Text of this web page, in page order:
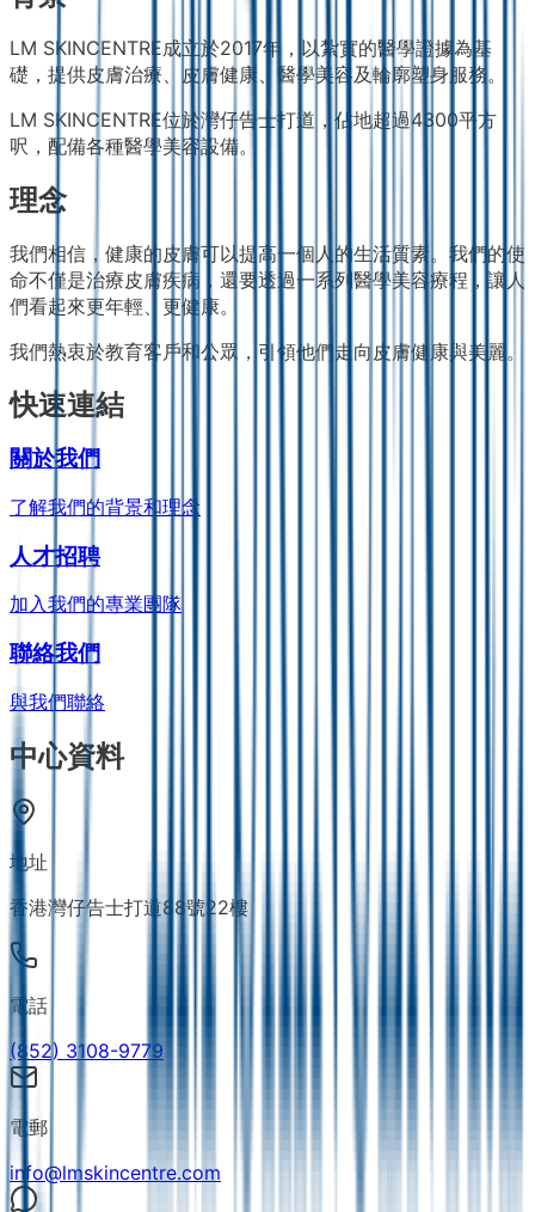
LM SKINCENTRE成立於2017年，以紮實的醫學證據為基
礎，提供皮膚治療、皮膚健康、醫學美容及輪廓塑身服務。
LM SKINCENTRE位於灣仔告士打道，佔地超過4300平方
呎，配備各種醫學美容設備。
理念
我們相信，健康的皮膚可以提高一個人的生活質素。我們的使
命不僅是治療皮膚疾病，還要透過一系列醫學美容療程，讓人
們看起來更年輕、更健康。
我們熱衷於教育客戶和公眾，引領他們走向皮膚健康與美麗。
快速連結
關於我們
了解我們的背景和理念
人才招聘
加入我們的專業團隊
聯絡我們
與我們聯絡
中心資料
地址
香港灣仔告士打道88號22樓
電話
(852) 3108-9779
電郵
info@lmskincentre.com